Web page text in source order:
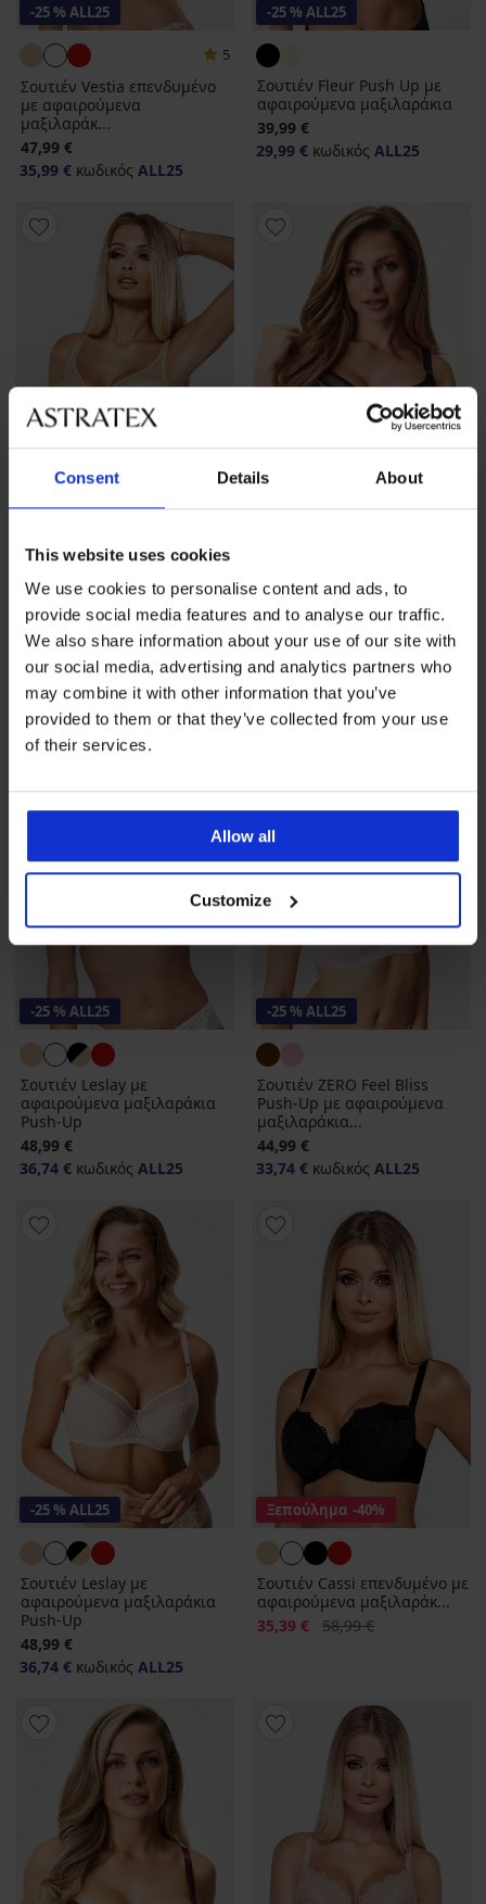
Consent Details About
This website uses cookies
We use cookies to personalise content and ads, to
provide social media features and to analyse our traffic.
We also share information about your use of our site with
our social media, advertising and analytics partners who
may combine it with other information that you’ve
provided to them or that they’ve collected from your use
of their services.
Allow all
Customize
-25 % ALL25
5
Σουτιέν Vestia επενδυμένο
με αφαιρούμενα
μαξιλαράκ...
47,99 €
35,99 € κωδικός ALL25
-25 % ALL25
Σουτιέν Fleur Push Up με
αφαιρούμενα μαξιλαράκια
39,99 €
29,99 € κωδικός ALL25
-25 % ALL25
5
Σουτιέν Ellie ενισχυμένο με
αφαιρούμενα μαξιλαράκι...
55,99 €
41,99 €κωδικός ALL25
-25 % ALL25
Σουτιέν Leslay με
αφαιρούμενα μαξιλαράκια
Push-Up
48,99 €
36,74 €κωδικόςALL25
-25 % ALL25
Σουτιέν Leslay με
αφαιρούμενα μαξιλαράκια
Push-Up
48,99 €
36,74 € κωδικός ALL25
-25 % ALL25
Σουτιέν ZERO Feel Bliss
Push-Up με αφαιρούμενα
μαξιλαράκια...
44,99 €
33,74 € κωδικός ALL25
-25 % ALL25
Σουτιέν Leslay με
αφαιρούμενα μαξιλαράκια
Push-Up
48,99 €
36,74 € κωδικός ALL25
Ξεπούλημα -40%
Σουτιέν Cassi επενδυμένο με
αφαιρούμενα μαξιλαράκ...
Έκπτωση
35,39 € Αρχική τιμή
58,99 €